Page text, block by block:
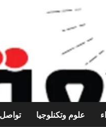
علوم وتكنلوجيا